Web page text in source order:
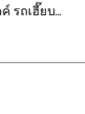
รถเฮี๊ยบ...